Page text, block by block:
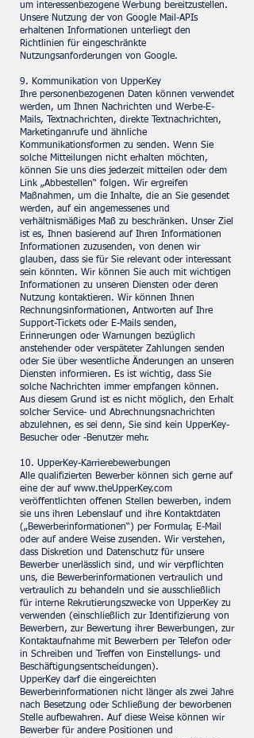
um interessenbezogene Werbung bereitzustellen.
Unsere Nutzung der von Google Mail-APIs
erhaltenen Informationen unterliegt den
Richtlinien für eingeschränkte
Nutzungsanforderungen von Google.
9. Kommunikation von UpperKey
Ihre personenbezogenen Daten können verwendet
werden, um Ihnen Nachrichten und Werbe-E-
Mails, Textnachrichten, direkte Textnachrichten,
Marketinganrufe und ähnliche
Kommunikationsformen zu senden. Wenn Sie
solche Mitteilungen nicht erhalten möchten,
können Sie uns dies jederzeit mitteilen oder dem
Link „Abbestellen“ folgen. Wir ergreifen
Maßnahmen, um die Inhalte, die an Sie gesendet
werden, auf ein angemessenes und
verhältnismäßiges Maß zu beschränken. Unser Ziel
ist es, Ihnen basierend auf Ihren Informationen
Informationen zuzusenden, von denen wir
glauben, dass sie für Sie relevant oder interessant
sein könnten. Wir können Sie auch mit wichtigen
Informationen zu unseren Diensten oder deren
Nutzung kontaktieren. Wir können Ihnen
Rechnungsinformationen, Antworten auf Ihre
Support-Tickets oder E-Mails senden,
Erinnerungen oder Warnungen bezüglich
anstehender oder verspäteter Zahlungen senden
oder Sie über wesentliche Änderungen an unseren
Diensten informieren. Es ist wichtig, dass Sie
solche Nachrichten immer empfangen können.
Aus diesem Grund ist es nicht möglich, den Erhalt
solcher Service- und Abrechnungsnachrichten
abzulehnen, es sei denn, Sie sind kein UpperKey-
Besucher oder -Benutzer mehr.
10. UpperKey-Karrierebewerbungen
Alle qualifizierten Bewerber können sich gerne auf
eine der auf www.theUpperKey.com
veröffentlichten offenen Stellen bewerben, indem
sie uns ihren Lebenslauf und ihre Kontaktdaten
(„Bewerberinformationen“) per Formular, E-Mail
oder auf andere Weise zusenden. Wir verstehen,
dass Diskretion und Datenschutz für unsere
Bewerber unerlässlich sind, und wir verpflichten
uns, die Bewerberinformationen vertraulich und
vertraulich zu behandeln und sie ausschließlich
für interne Rekrutierungszwecke von UpperKey zu
verwenden (einschließlich zur Identifizierung von
Bewerbern, zur Bewertung ihrer Bewerbungen, zur
Kontaktaufnahme mit Bewerbern per Telefon oder
in Schreiben und Treffen von Einstellungs- und
Beschäftigungsentscheidungen).
UpperKey darf die eingereichten
Bewerberinformationen nicht länger als zwei Jahre
nach Besetzung oder Schließung der beworbenen
Stelle aufbewahren. Auf diese Weise können wir
Bewerber für andere Positionen und